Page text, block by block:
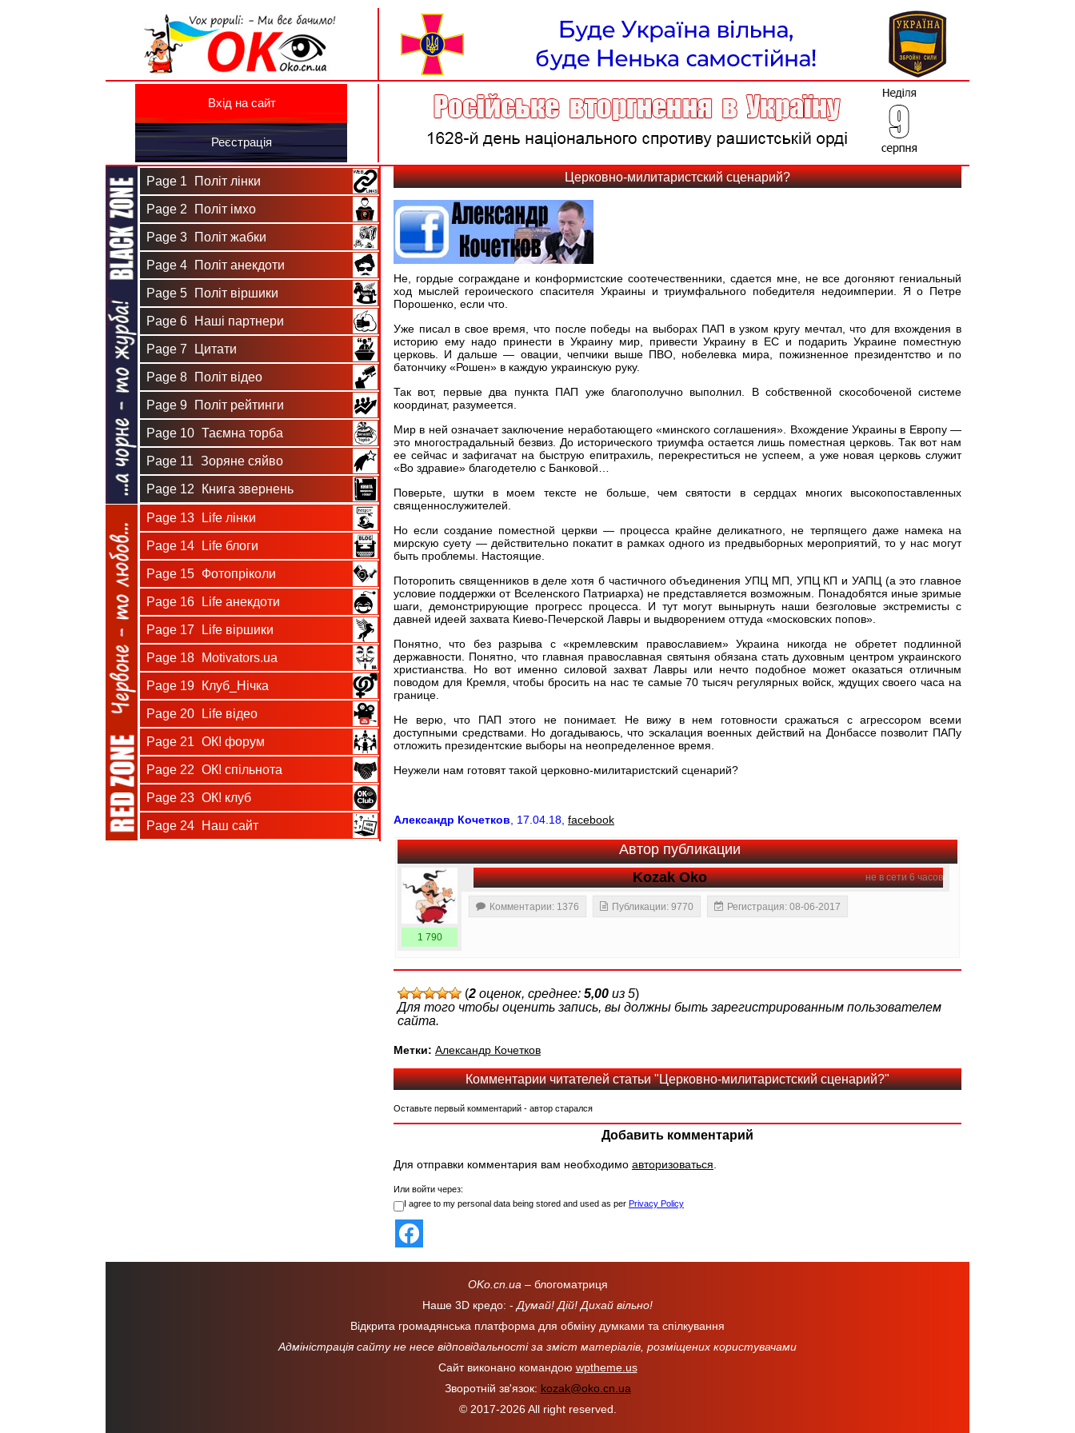
Вхід на сайт
Реєстрація
Page 1 Політ лінки
Page 2 Політ імхо
Page 3 Політ жабки
Page 4 Політ анекдоти
Page 5 Політ віршики
Page 6 Наші партнери
Page 7 Цитати
Page 8 Політ відео
Page 9 Політ рейтинги
Page 10 Таємна торба
Page 11 Зоряне сяйво
Page 12 Книга звернень
Page 13 Life лінки
Page 14 Life блоги
Page 15 Фотопріколи
Page 16 Life анекдоти
Page 17 Life віршики
Page 18 Motivators.ua
Page 19 Клуб_Нічка
Page 20 Life відео
Page 21 ОК! форум
Page 22 ОК! спільнота
Page 23 ОК! клуб
Page 24 Наш сайт
Церковно-милитаристский сценарий?
Не, гордые сограждане и конформистские соотечественники, сдается мне, не все догоняют гениальный
ход мыслей героического спасителя Украины и триумфального победителя недоимперии. Я о Петре
Порошенко, если что.
Уже писал в свое время, что после победы на выборах ПАП в узком кругу мечтал, что для вхождения в
историю ему надо принести в Украину мир, привести Украину в ЕС и подарить Украине поместную
церковь. И дальше — овации, чепчики выше ПВО, нобелевка мира, пожизненное президентство и по
батончику «Рошен» в каждую украинскую руку.
Так вот, первые два пункта ПАП уже благополучно выполнил. В собственной скособоченой системе
координат, разумеется.
Мир в ней означает заключение неработающего «минского соглашения». Вхождение Украины в Европу —
это многострадальный безвиз. До исторического триумфа остается лишь поместная церковь. Так вот нам
ее сейчас и зафигачат на быструю епитрахиль, перекреститься не успеем, а уже новая церковь служит
«Во здравие» благодетелю с Банковой…
Поверьте, шутки в моем тексте не больше, чем святости в сердцах многих высокопоставленных
священнослужителей.
Но если создание поместной церкви — процесса крайне деликатного, не терпящего даже намека на
мирскую суету — действительно покатит в рамках одного из предвыборных мероприятий, то у нас могут
быть проблемы. Настоящие.
Поторопить священников в деле хотя б частичного объединения УПЦ МП, УПЦ КП и УАПЦ (а это главное
условие поддержки от Вселенского Патриарха) не представляется возможным. Понадобятся иные зримые
шаги, демонстрирующие прогресс процесса. И тут могут вынырнуть наши безголовые экстремисты с
давней идеей захвата Киево-Печерской Лавры и выдворением оттуда «московских попов».
Понятно, что без разрыва с «кремлевским православием» Украина никогда не обретет подлинной
державности. Понятно, что главная православная святыня обязана стать духовным центром украинского
христианства. Но вот именно силовой захват Лавры или нечто подобное может оказаться отличным
поводом для Кремля, чтобы бросить на нас те самые 70 тысяч регулярных войск, ждущих своего часа на
границе.
Не верю, что ПАП этого не понимает. Не вижу в нем готовности сражаться с агрессором всеми
доступными средствами. Но догадываюсь, что эскалация военных действий на Донбассе позволит ПАПу
отложить президентские выборы на неопределенное время.
Неужели нам готовят такой церковно-милитаристский сценарий?
Александр Кочетков , 17.04.18, facebook
Автор публикации
не в сети 6 часов
Kozak Oko
1 790
Комментарии: 1376 Публикации: 9770 Регистрация: 08-06-2017
(2 оценок, среднее: 5,00 из 5)
Для того чтобы оценить запись, вы должны быть зарегистрированным пользователем
сайта.
Метки: Александр Кочетков
Комментарии читателей статьи "Церковно-милитаристский сценарий?"
Оставьте первый комментарий - автор старался
Добавить комментарий
Для отправки комментария вам необходимо авторизоваться
Или войти через:
I agree to my personal data being stored and used as per Privacy Policy
OKo.cn.ua – блогоматриця
Наше 3D кредо: - Думай! Дій! Дихай вільно!
Відкрита громадянська платформа для обміну думками та спілкування
Адміністрація сайту не несе відповідальності за зміст матеріалів, розміщених користувачами
Сайт виконано командою wptheme.us
Зворотній зв'язок: kozak@oko.cn.ua
© 2017-2026 All right reserved.